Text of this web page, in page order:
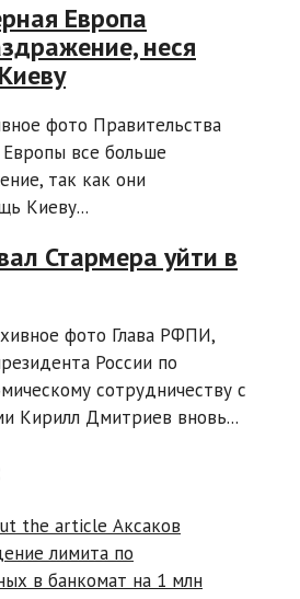
Европа
неся
фото Правительства
все больше
так как они
Киеву...
Стармера уйти в
фото Глава РФПИ,
России по
сотрудничеству с
Кирилл Дмитриев вновь...